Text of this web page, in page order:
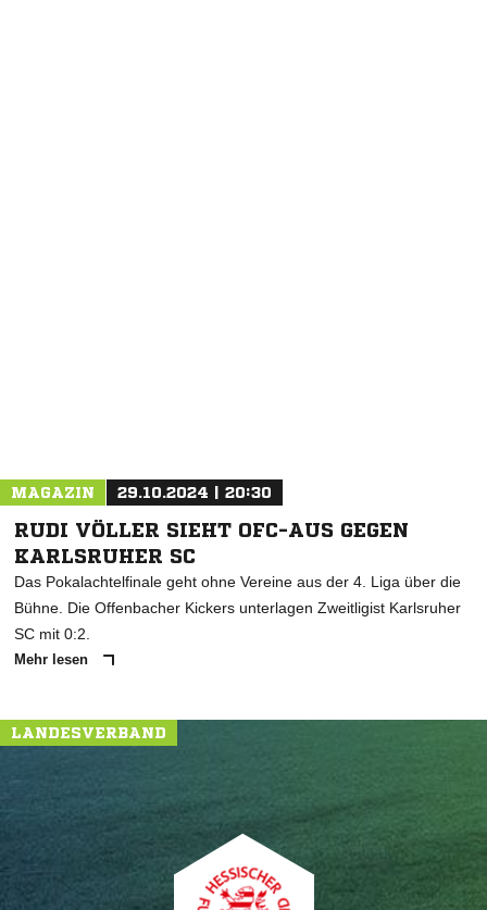
MAGAZIN 29.10.2024 | 20:30
RUDI VÖLLER SIEHT OFC-AUS GEGEN
KARLSRUHER SC
Das Pokalachtelfinale geht ohne Vereine aus der 4. Liga über die
Bühne. Die Offenbacher Kickers unterlagen Zweitligist Karlsruher
SC mit 0:2.
Mehr lesen
LANDESVERBAND